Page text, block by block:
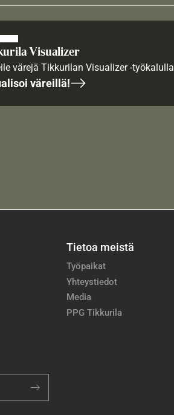
Visualizer
värejä Tikkurilan Visualizer -työkalulla
väreillä!
Tietoa meistä
Työpaikat
Yhteystiedot
Media
PPG Tikkurila